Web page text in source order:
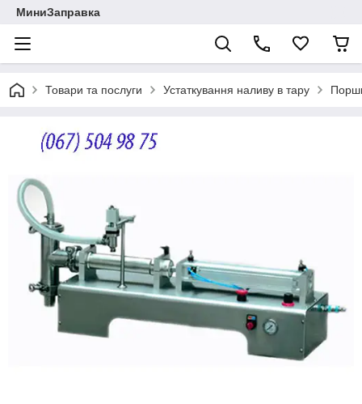
МиниЗаправка
Товари та послуги Устаткування наливу в тару